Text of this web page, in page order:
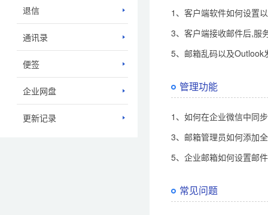
退信
通讯录
便签
企业网盘
更新记录
1、客户端软件如何设置
3、客户端接收邮件后,服
5、邮箱乱码以及Outlook
管理功能
1、如何在企业微信中同
3、邮箱管理员如何添加
5、企业邮箱如何设置邮
常见问题